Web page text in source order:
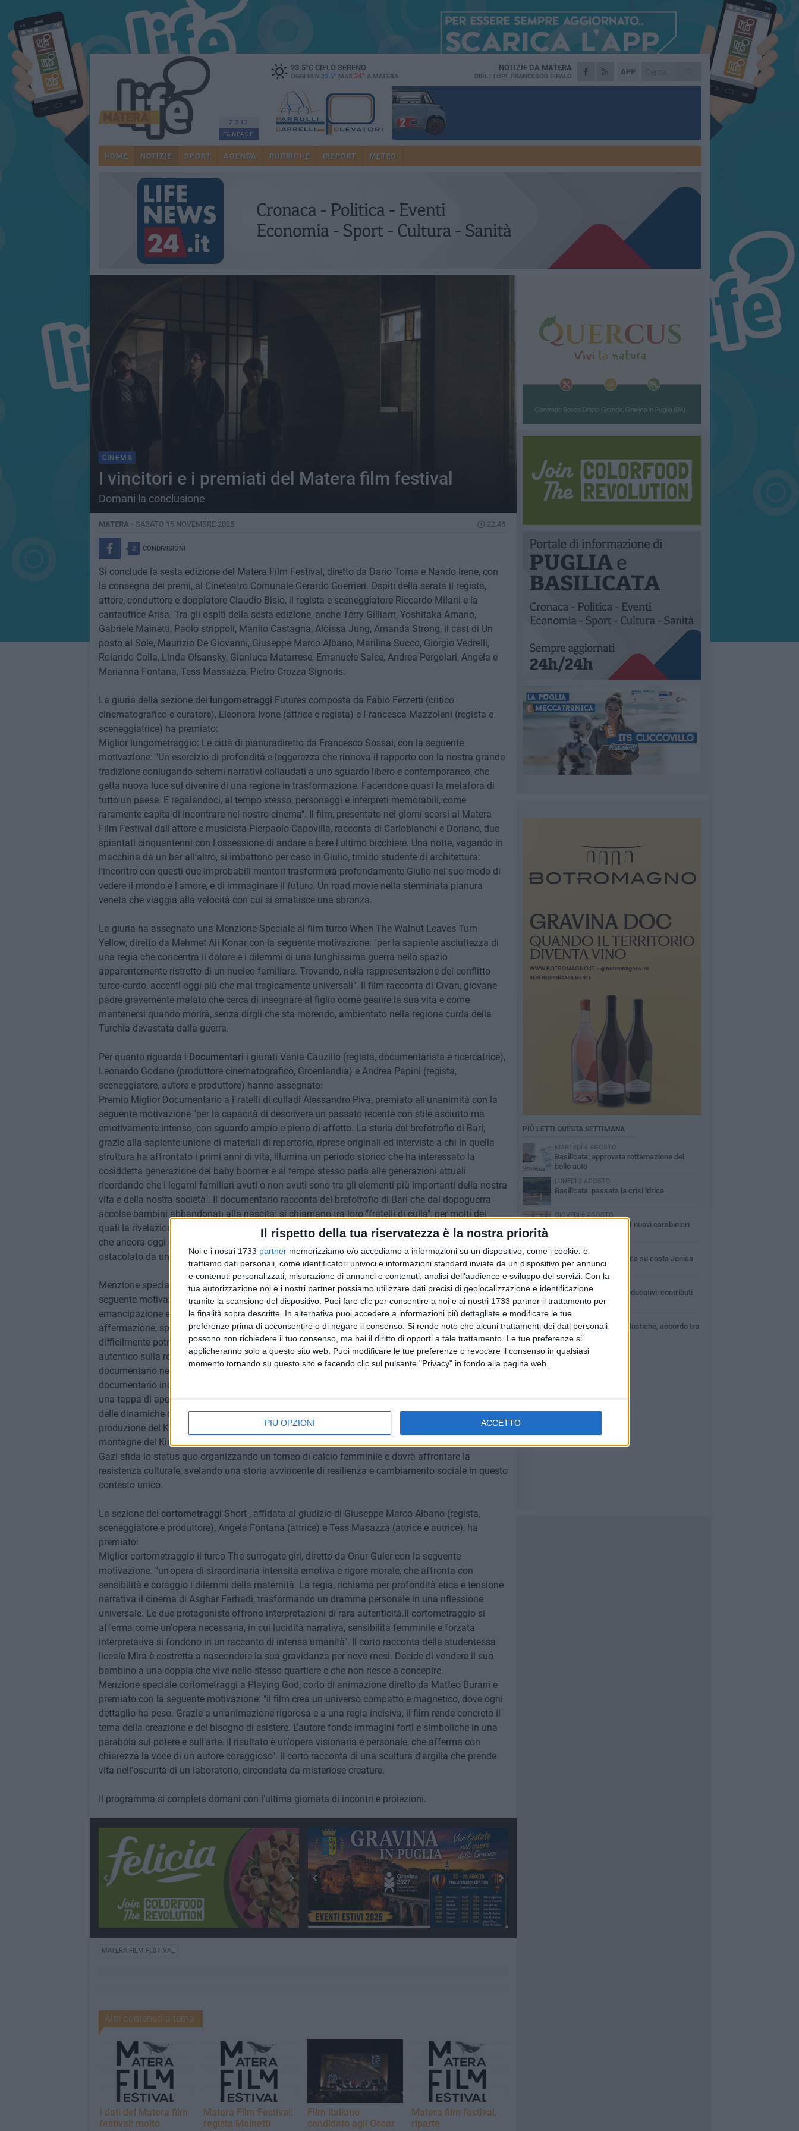
Il rispetto della tua riservatezza è la nostra priorità
Noi e i nostri 1733 partner memorizziamo e/o accediamo a informazioni su un dispositivo, come i cookie, e
trattiamo dati personali, come identificatori univoci e informazioni standard inviate da un dispositivo per annunci
e contenuti personalizzati, misurazione di annunci e contenuti, analisi dell'audience e sviluppo dei servizi. Con la
tua autorizzazione noi e i nostri partner possiamo utilizzare dati precisi di geolocalizzazione e identificazione
tramite la scansione del dispositivo. Puoi fare clic per consentire a noi e ai nostri 1733 partner il trattamento per
le finalità sopra descritte. In alternativa puoi accedere a informazioni più dettagliate e modificare le tue
preferenze prima di acconsentire o di negare il consenso. Si rende noto che alcuni trattamenti dei dati personali
possono non richiedere il tuo consenso, ma hai il diritto di opporti a tale trattamento. Le tue preferenze si
applicheranno solo a questo sito web. Puoi modificare le tue preferenze o revocare il consenso in qualsiasi
momento tornando su questo sito e facendo clic sul pulsante "Privacy" in fondo alla pagina web.
PIÙ OPZIONI ACCETTO
7.517
FANPAGE
23.5°CCIELO SERENO
OGGI MIN 23.5° MAX 34° A MATERA
APP
NOTIZIE DA MATERA
DIRETTORE FRANCESCO DIPALO
HOME NOTIZIE SPORT AGENDA RUBRICHE IREPORT METEO
CINEMA
I vincitori e i premiati del Matera film festival
Domani la conclusione
MATERA - SABATO 15 NOVEMBRE 2025 22.45
2 CONDIVISIONI
Si conclude la sesta edizione del Matera Film Festival, diretto da Dario Toma e Nando Irene, con
la consegna dei premi, al Cineteatro Comunale Gerardo Guerrieri. Ospiti della serata il regista,
attore, conduttore e doppiatore Claudio Bisio, il regista e sceneggiatore Riccardo Milani e la
cantautrice Arisa. Tra gli ospiti della sesta edizione, anche Terry Gilliam, Yoshitaka Amano,
Gabriele Mainetti, Paolo strippoli, Manlio Castagna, Alòissa Jung, Amanda Strong, il cast di Un
posto al Sole, Maurizio De Giovanni, Giuseppe Marco Albano, Marilina Succo, Giorgio Vedrelli,
Rolando Colla, Linda Olsansky, Gianluca Matarrese, Emanuele Salce, Andrea Pergolari, Angela e
Marianna Fontana, Tess Massazza, Pietro Crozza Signoris.
La giuria della sezione dei lungometraggi Futures composta da Fabio Ferzetti (critico
cinematografico e curatore), Eleonora Ivone (attrice e regista) e Francesca Mazzoleni (regista e
sceneggiatrice) ha premiato:
Miglior lungometraggio: Le città di pianuradiretto da Francesco Sossai, con la seguente
motivazione: "Un esercizio di profondità e leggerezza che rinnova il rapporto con la nostra grande
tradizione coniugando schemi narrativi collaudati a uno sguardo libero e contemporaneo, che
getta nuova luce sul divenire di una regione in trasformazione. Facendone quasi la metafora di
tutto un paese. E regalandoci, al tempo stesso, personaggi e interpreti memorabili, come
raramente capita di incontrare nel nostro cinema". Il film, presentato nei giorni scorsi al Matera
Film Festival dall'attore e musicista Pierpaolo Capovilla, racconta di Carlobianchi e Doriano, due
spiantati cinquantenni con l'ossessione di andare a bere l'ultimo bicchiere. Una notte, vagando in
macchina da un bar all'altro, si imbattono per caso in Giulio, timido studente di architettura:
l'incontro con questi due improbabili mentori trasformerà profondamente Giulio nel suo modo di
vedere il mondo e l'amore, e di immaginare il futuro. Un road movie nella sterminata pianura
veneta che viaggia alla velocità con cui si smaltisce una sbronza.
La giuria ha assegnato una Menzione Speciale al film turco When The Walnut Leaves Turn
Yellow, diretto da Mehmet Ali Konar con la seguente motivazione: "per la sapiente asciuttezza di
una regia che concentra il dolore e i dilemmi di una lunghissima guerra nello spazio
apparentemente ristretto di un nucleo familiare. Trovando, nella rappresentazione del conflitto
turco-curdo, accenti oggi più che mai tragicamente universali". Il film racconta di Civan, giovane
padre gravemente malato che cerca di insegnare al figlio come gestire la sua vita e come
mantenersi quando morirà, senza dirgli che sta morendo, ambientato nella regione curda della
Turchia devastata dalla guerra.
Per quanto riguarda i Documentari i giurati Vania Cauzillo (regista, documentarista e ricercatrice),
Leonardo Godano (produttore cinematografico, Groenlandia) e Andrea Papini (regista,
sceneggiatore, autore e produttore) hanno assegnato:
Premio Miglior Documentario a Fratelli di culladi Alessandro Piva, premiato all'unanimità con la
seguente motivazione "per la capacità di descrivere un passato recente con stile asciutto ma
emotivamente intenso, con sguardo ampio e pieno di affetto. La storia del brefotrofio di Bari,
grazie alla sapiente unione di materiali di repertorio, riprese originali ed interviste a chi in quella
struttura ha affrontato i primi anni di vita, illumina un periodo storico che ha interessato la
cosiddetta generazione dei baby boomer e al tempo stesso parla alle generazioni attuali
ricordando che i legami familiari avuti o non avuti sono tra gli elementi più importanti della nostra
vita e della nostra società". Il documentario racconta del brefotrofio di Bari che dal dopoguerra
accolse bambini abbandonati alla nascita: si chiamano tra loro "fratelli di culla", per molti dei
quali la rivelazione è arrivata in età adulta. Il film raccoglie le voci di quegli ex ospiti, ormai adulti,
che ancora oggi cercano di ricomporre il filo spezzato della propria identità. Un viaggio spesso
ostacolato da un sistema legislativo che rende tutto più difficile.
Menzione speciale per il documentario aKickoff, diretto da Roser Corella e Stefano Obino, con la
seguente motivazione: "per la capacità di trasformare un torneo di calcio in un racconto di
emancipazione e cambiamento, dove il gioco diventa occasione concreta di libertà e
affermazione, specialmente per le donne in contesti periferici. Il film conduce lo spettatore là dove
difficilmente potrebbe arrivare: all'interno di una comunità remota, offrendo uno sguardo
autentico sulla relazione profonda tra autori e protagonisti e valorizzando il ruolo insostituibile del
documentario nel condividere esperienze e cambiamenti reali con un altissimo valore sociale. Il
documentario inoltre ripensa la Via della Seta in chiave attuale, facendo di ogni incontro e sfida
una tappa di apertura e scambio, e offrendo così allo spettatore una visione intensa e tangibile
delle dinamiche di cooperazione e trasformazione in atto nel contemporaneo". Il documentario,
produzione del Kirghizistan, Germania e Spagna, è ambientato in un piccolo villaggio sulle
montagne del Kirghizistan, dove le tradizioni conservatrici limitano le donne ai doveri domestici,
Gazi sfida lo status quo organizzando un torneo di calcio femminile e dovrà affrontare la
resistenza culturale, svelando una storia avvincente di resilienza e cambiamento sociale in questo
contesto unico.
La sezione dei cortometraggi Short , affidata al giudizio di Giuseppe Marco Albano (regista,
sceneggiatore e produttore), Angela Fontana (attrice) e Tess Masazza (attrice e autrice), ha
premiato:
Miglior cortometraggio il turco The surrogate girl, diretto da Onur Guler con la seguente
motivazione: "un'opera di straordinaria intensità emotiva e rigore morale, che affronta con
sensibilità e coraggio i dilemmi della maternità. La regia, richiama per profondità etica e tensione
narrativa il cinema di Asghar Farhadi, trasformando un dramma personale in una riflessione
universale. Le due protagoniste offrono interpretazioni di rara autenticità.Il cortometraggio si
afferma come un'opera necessaria, in cui lucidità narrativa, sensibilità femminile e forzata
interpretativa si fondono in un racconto di intensa umanità". Il corto racconta della studentessa
liceale Mira è costretta a nascondere la sua gravidanza per nove mesi. Decide di vendere il suo
bambino a una coppia che vive nello stesso quartiere e che non riesce a concepire.
Menzione speciale cortometraggi a Playing God, corto di animazione diretto da Matteo Burani e
premiato con la seguente motivazione: "il film crea un universo compatto e magnetico, dove ogni
dettaglio ha peso. Grazie a un'animazione rigorosa e a una regia incisiva, il film rende concreto il
tema della creazione e del bisogno di esistere. L'autore fonde immagini forti e simboliche in una
parabola sul potere e sull'arte. Il risultato è un'opera visionaria e personale, che afferma con
chiarezza la voce di un autore coraggioso". Il corto racconta di una scultura d'argilla che prende
vita nell'oscurità di un laboratorio, circondata da misteriose creature.
Il programma si completa domani con l'ultima giornata di incontri e proiezioni.
MATERA FILM FESTIVAL
Altri contenuti a tema
I dati del Matera film
festival: molto
Matera Film Festival:
regista Mainetti
Film italiano
candidato agli Oscar
Matera film festival,
riparte
PIÙ LETTI QUESTA SETTIMANA
MARTEDÌ 4 AGOSTO
Basilicata: approvata rottamazione del
bollo auto
LUNEDÌ 3 AGOSTO
Basilicata: passata la crisi idrica
GIOVEDÌ 6 AGOSTO
In Basilicata arrivati 61 nuovi carabinieri
LUNEDÌ 3 AGOSTO
Guardia medica turistica su costa Jonica
Centri estivi e servizi educativi: contributi
alle famiglie
MERCOLEDÌ 5 AGOSTO
Uso delle palestre scolastiche, accordo tra
Comune e Provincia